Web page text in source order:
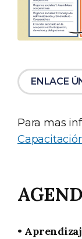
ENLACE
Para mas
•